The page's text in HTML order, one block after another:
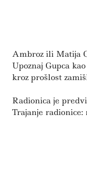
Ambroz ili Matija
Upoznaj Gupca
kroz prošlost
Radionica je
Trajanje